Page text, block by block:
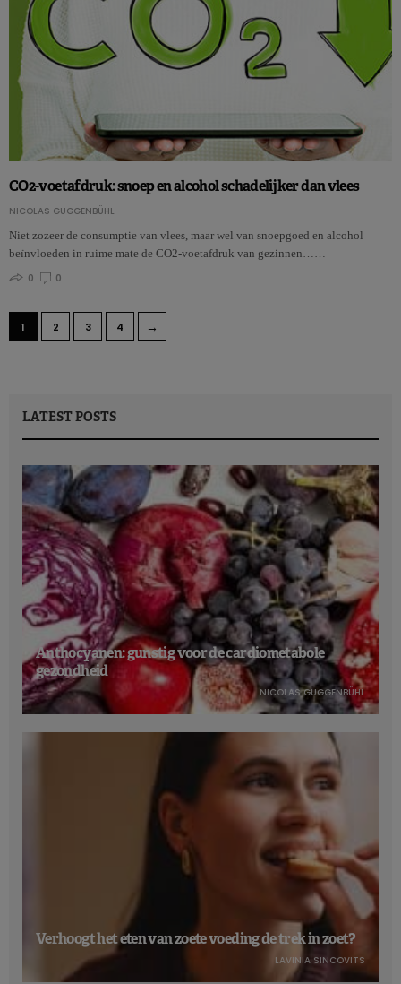
CO2-voetafdruk: snoep en alcohol schadelijker dan vlees
NICOLAS GUGGENBÜHL
Niet zozeer de consumptie van vlees, maar wel van snoepgoed en alcohol
beïnvloeden in ruime mate de CO2-voetafdruk van gezinnen……
0
0
1 2 3 4 →
LATEST POSTS
Anthocyanen: gunstig voor de cardiometabole
gezondheid
NICOLAS GUGGENBÜHL
Verhoogt het eten van zoete voeding de trek in zoet?
LAVINIA SINCOVITS